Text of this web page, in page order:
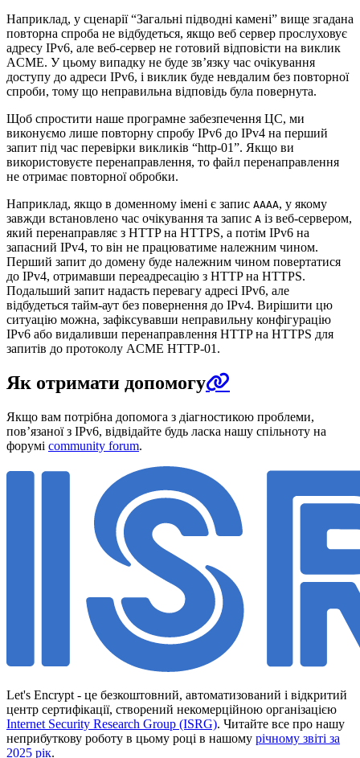
Наприклад, у сценарії “Загальні підводні камені” вище згадана
повторна спроба не відбудеться, якщо веб сервер прослуховує
адресу IPv6, але веб-сервер не готовий відповісти на виклик
ACME. У цьому випадку не буде зв’язку час очікування
доступу до адреси IPv6, і виклик буде невдалим без повторної
спроби, тому що неправильна відповідь була повернута.
Щоб спростити наше програмне забезпечення ЦС, ми
виконуємо лише повторну спробу IPv6 до IPv4 на перший
запит під час перевірки викликів “http-01”. Якщо ви
використовуєте перенаправлення, то файл перенаправлення
не отримає повторної обробки.
Наприклад, якщо в доменному імені є запис AAAA, у якому
завжди встановлено час очікування та запис A із веб-сервером,
який перенаправляє з HTTP на HTTPS, а потім IPv6 на
запасний IPv4, то він не працюватиме належним чином.
Перший запит до домену буде належним чином повертатися
до IPv4, отримавши переадресацію з HTTP на HTTPS.
Подальший запит надасть перевагу адресі IPv6, але
відбудеться тайм-аут без повернення до IPv4. Вирішити цю
ситуацію можна, зафіксувавши неправильну конфігурацію
IPv6 або видаливши перенаправлення HTTP на HTTPS для
запитів до протоколу ACME HTTP-01.
Як отримати допомогу
Якщо вам потрібна допомога з діагностикою проблеми,
пов’язаної з IPv6, відвідайте будь ласка нашу спільноту на
форумі community forum.
Let's Encrypt - це безкоштовний, автоматизований і відкритий
центр сертифікації, створений некомерційною організацією
Internet Security Research Group (ISRG). Читайте все про нашу
неприбуткову роботу в цьому році в нашому річному звіті за
2025 рік.